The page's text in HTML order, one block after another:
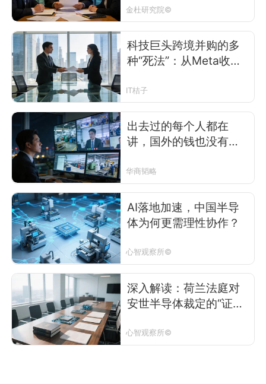
金杜研究院©
科技巨头跨境并购的多
种“死法”：从Meta收购
IT桔子
出去过的每个人都在
讲，国外的钱也没有那
华商韬略
AI落地加速，中国半导
体为何更需理性协作？
心智观察所©
深入解读：荷兰法庭对
安世半导体裁定的“证
心智观察所©